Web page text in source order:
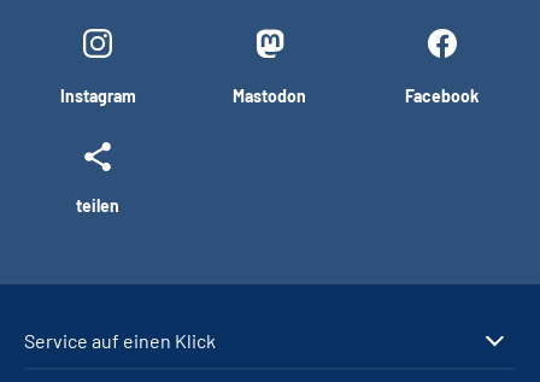
Instagram Mastodon Facebook
teilen
Service auf einen Klick